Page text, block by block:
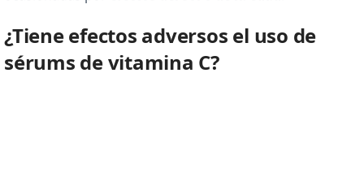
¿Tiene efectos adversos el uso de
sérums de vitamina C?